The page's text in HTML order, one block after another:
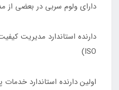
دارای ولوم سربی در بعضی از
ISO)
اولین دارنده استاندارد